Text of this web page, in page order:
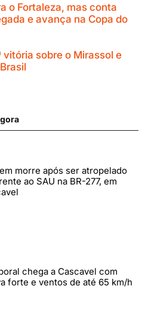
o Fortaleza, mas conta
e avança na Copa do
vitória sobre o Mirassol e
morre após ser atropelado
ao SAU na BR-277, em
chega a Cascavel com
forte e ventos de até 65 km/h